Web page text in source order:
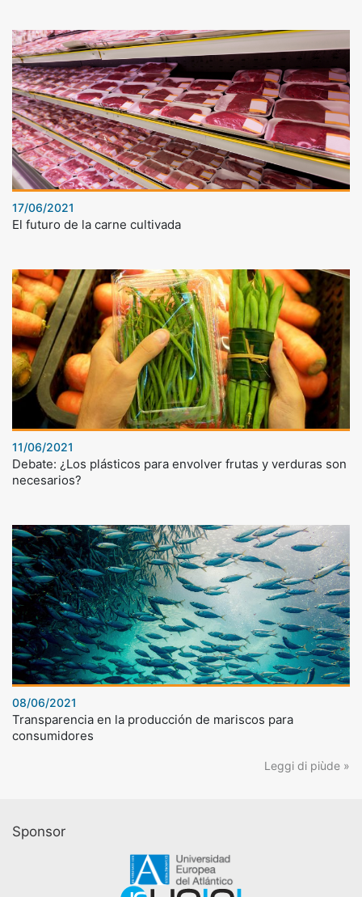
17/06/2021
El futuro de la carne cultivada
11/06/2021
Debate: ¿Los plásticos para envolver frutas y verduras son
necesarios?
08/06/2021
Transparencia en la producción de mariscos para
consumidores
Leggi di piùde »
Sponsor